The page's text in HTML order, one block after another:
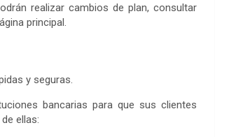
realizar cambios de plan, consultar
principal.
y seguras.
bancarias para que sus clientes
ellas: